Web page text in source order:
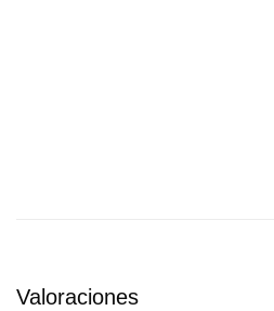
Valoraciones